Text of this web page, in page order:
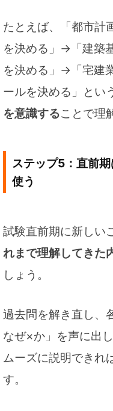
たとえば、「都市計
を決める」→「建築
を決める」→「宅建
ールを決める」とい
を意識することで理
ステップ5：直前
使う
試験直前期に新しい
れまで理解してきた
しょう。
過去問を解き直し、
なぜ×か」を声に出
ムーズに説明できれ
す。